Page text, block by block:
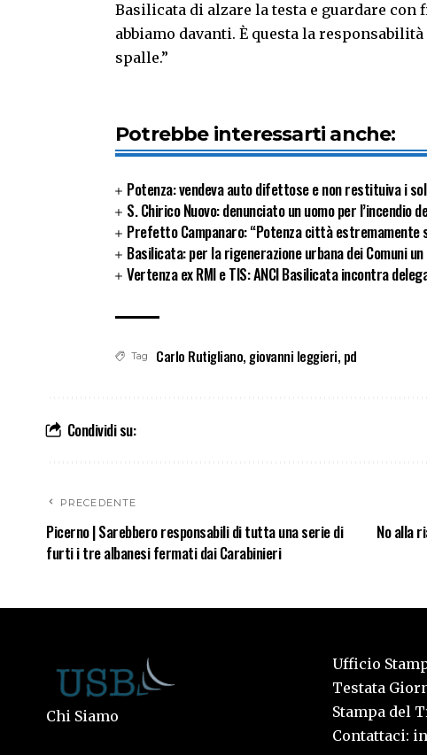
Basilicata di alzare la testa e guardare
abbiamo davanti. È questa la
spalle.”
Potrebbe interessarti anche:
Potenza: vendeva auto difettose e non restituiva i
S. Chirico Nuovo: denunciato un uomo per l’incendio
Prefetto Campanaro: “Potenza città estremamente
Basilicata: per la rigenerazione urbana dei Comuni un
Vertenza ex RMI e TIS: ANCI Basilicata incontra
Tag Carlo Rutigliano, giovanni leggieri, pd
Condividi su:
PRECEDENTE
Picerno | Sarebbero responsabili di tutta una serie di
furti i tre albanesi fermati dai Carabinieri
No alla
Chi Siamo
Ufficio
Testata
Stampa del
Contattaci: